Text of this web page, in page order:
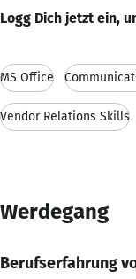
Logg Dich jetzt ein,
MS Office
Vendor Relations Skills
Werdegang
Berufserfahrung